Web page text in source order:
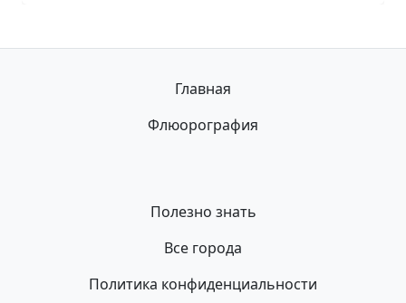
Главная
Флюорография
Полезно знать
Все города
Политика конфиденциальности